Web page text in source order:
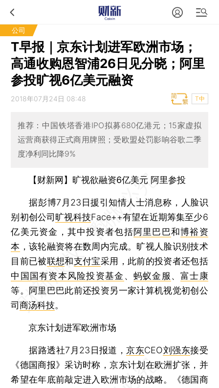
公司
T早报｜京东计划进军欧洲市场；
高通收购恩智浦26日见分晓；阿里
参投旷视6亿美元融资
2018年07月24日 08:48 T中
推荐：中国铁塔香港IPO拟募680亿港元；15家虚拟
运营商获得正式商用牌照；受欧盟处罚影响谷歌二季
度净利同比降9%
【财新网】旷视欲融资6亿美元 阿里参投
据彭博7月23日援引知情人士消息称，人脸识
别初创公司 旷视科技Face++有望在近期筹集至少6
亿美元资金，其中投资者包括阿里巴巴和博裕资
本 ，该轮融资将在数周内完成。旷视人脸识别技术
目前已被联想和支付宝采用，此前的投资者还包括
中国国有资本风险投资基金 、 蚂蚁金服 、富士康
等。阿里巴巴此前还投资另一家计算机视觉初创公
司商汤科技。
京东计划进军欧洲市场
据路透社7月23日报道，京东CEO刘强东接受
《德国商报》采访时称，京东计划在欧洲扩张，并
希望在年底前敲定进入欧洲市场的战略。《德国商